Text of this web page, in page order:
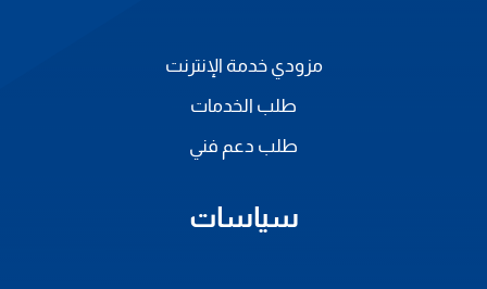
مزودي خدمة الإنترنت
طلب الخدمات
طلب دعم فني
سياسات